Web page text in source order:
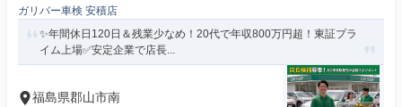
ガリバー車検 安積店
✨年間休日120日＆残業少なめ！20代で年収800万円超！東証プラ
イム上場✅安定企業で店長...
福島県郡山市南